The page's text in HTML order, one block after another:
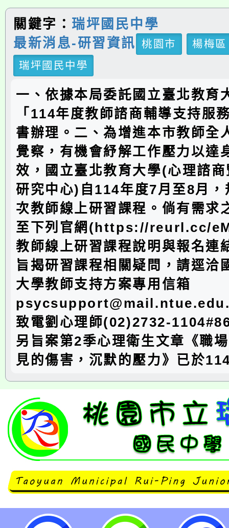
關鍵字： 瑞坪國民中學
最新消息-研習資訊
桃園市
楊梅區
瑞坪國民中學
一、依據本局委託國立臺北教育
「114年度教師諮商輔導支持服
書辦理。二、為增進本市教師全
覺察，有機會紓解工作壓力以達
效，國立臺北教育大學(心理諮
研究中心)自114年度7月至8月，
次教師線上研習課程。倘有需求
至下列官網(https://reurl.cc/
教師線上研習課程說明與報名連
旨揭研習課程相關疑問，請逕洽
大學教師支持方案專用信箱
致電劉心理師(02)2732-
另旨案第2季心理衛生文章《職
見的傷害，沉默的壓力》已於
neilrpjhstyc網站設計者：徐嘉